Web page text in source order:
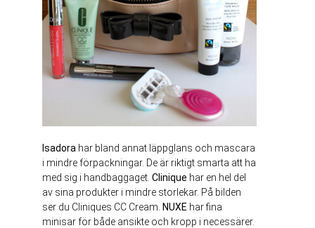
Isadora har bland annat läppglans och mascara
i mindre förpackningar. De är riktigt smarta att ha
med sig i handbaggaget.Clinique har en hel del
av sina produkter i mindre storlekar. På bilden
ser du Cliniques CC Cream.NUXE har fina
minisar för både ansikte och kropp i necessärer.